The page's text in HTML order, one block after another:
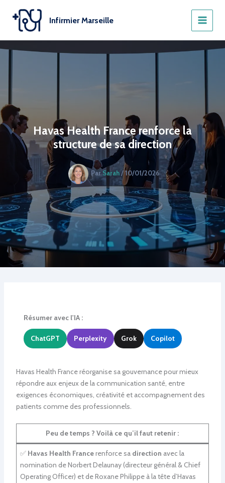
contenu
Infirmier Marseille
Havas Health France renforce la
structure de sa direction
ParSarah/10/01/2026
Résumer avec l'IA :
ChatGPT Perplexity Grok Copilot
Havas Health France réorganise sa gouvernance pour mieux
répondre aux enjeux de la communication santé, entre
exigences économiques, créativité et accompagnement des
patients comme des professionnels.
Peu de temps ? Voilà ce qu’il faut retenir :
✅ Havas Health Francerenforce sa direction avec la
nomination de Norbert Delaunay (directeur général & Chief
Operating Officer) et de Roxane Philippe à la tête d’Havas